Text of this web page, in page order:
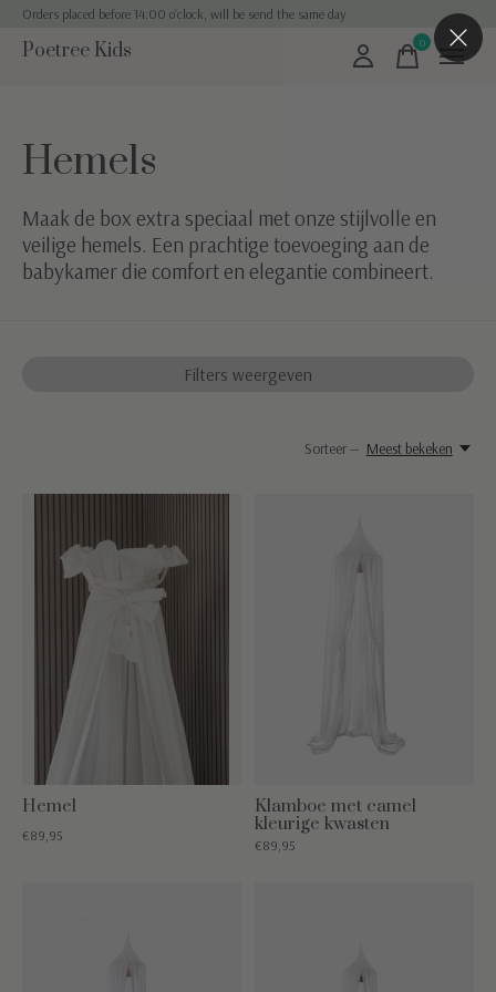
Orders placed before 14:00 o'clock, will be send the same day
Poetree Kids 0items
Hemels
Maak de box extra speciaal met onze stijlvolle en
veilige hemels. Een prachtige toevoeging aan de
babykamer die comfort en elegantie combineert.
Filters weergeven
Sorteer — Meest bekeken
Hemel
€89,95
Klamboe met camel
kleurige kwasten
€89,95